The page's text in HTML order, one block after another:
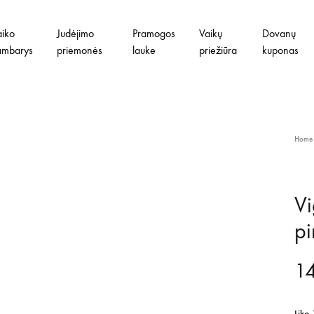
Judėjimo
priemonės
Pramogos
lauke
Vaikų
priežiūra
Dovanų
kuponas
Home